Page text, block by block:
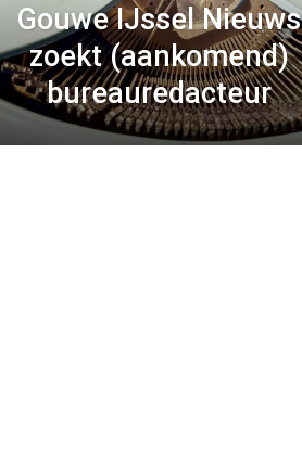
Gouwe IJssel Nieuws
zoekt (aankomend)
bureauredacteur